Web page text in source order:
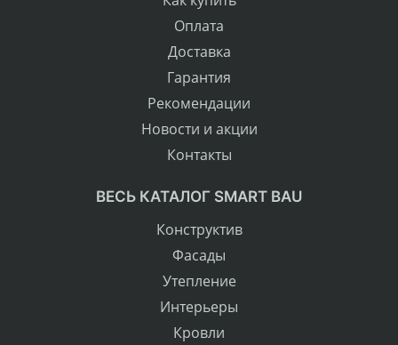
Оплата
Доставка
Гарантия
Рекомендации
Новости и акции
Контакты
ВЕСЬ КАТАЛОГ SMART BAU
Конструктив
Фасады
Утепление
Интерьеры
Кровли